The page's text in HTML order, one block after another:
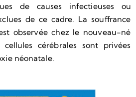
de causes infectieuses ou
de ce cadre. La souffrance
observée chez le nouveau-né
cérébrales sont privées
néonatale.